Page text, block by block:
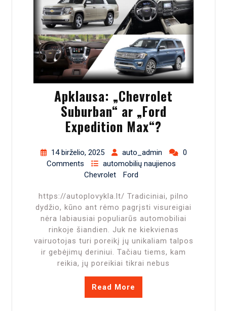
Apklausa: „Chevrolet
Suburban“ ar „Ford
Expedition Max“?
14 birželio, 2025 auto_admin
0
Comments
automobilių naujienos
Chevrolet
Ford
https://autoplovykla.lt/ Tradiciniai, pilno
dydžio, kūno ant rėmo pagrįsti visureigiai
nėra labiausiai populiarūs automobiliai
rinkoje šiandien. Juk ne kiekvienas
vairuotojas turi poreikį jų unikaliam talpos
ir gebėjimų deriniui. Tačiau tiems, kam
reikia, jų poreikiai tikrai nebus
Read More